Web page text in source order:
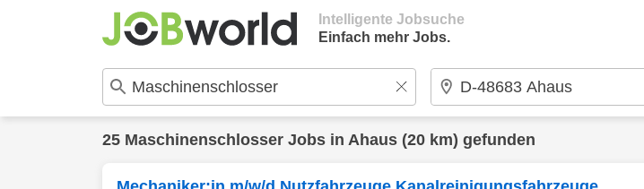
Intelligente Jobsuche
Einfach mehr Jobs.
25 Maschinenschlosser Jobs in Ahaus (20 km) gefunden